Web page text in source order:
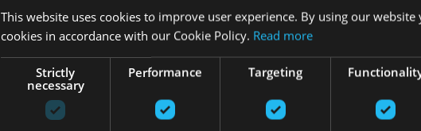
This website uses cookies to improve user experience. By using our website
cookies in accordance with our Cookie Policy. Read more
Strictly
necessary
Performance Targeting